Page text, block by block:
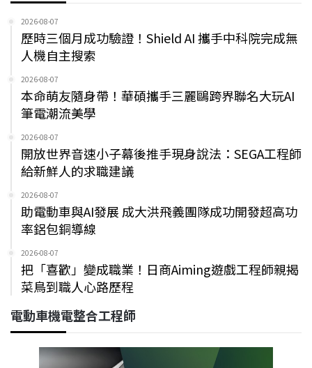
2026-08-07
歷時三個月成功驗證！Shield AI 攜手中科院完成無
人機自主搜索
2026-08-07
本命萌友隨身帶！華碩攜手三麗鷗跨界聯名大玩AI
筆電潮流美學
2026-08-07
開放世界音速小子幕後推手現身說法：SEGA工程師
給新鮮人的求職建議
2026-08-07
助電動車與AI發展 成大洪飛義團隊成功開發超高功
率鋁包銅導線
2026-08-07
把「喜歡」變成職業！日商Aiming遊戲工程師親揭
菜鳥到職人心路歷程
電動車機電整合工程師